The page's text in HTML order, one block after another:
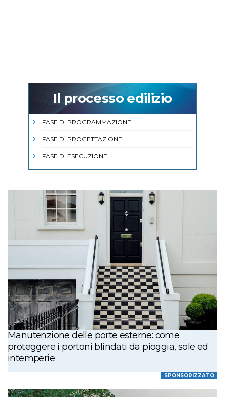
Il processo edilizio
FASE DI PROGRAMMAZIONE
FASE DI PROGETTAZIONE
FASE DI ESECUZIONE
Manutenzione delle porte esterne: come
proteggere i portoni blindati da pioggia, sole ed
intemperie
SPONSORIZZATO